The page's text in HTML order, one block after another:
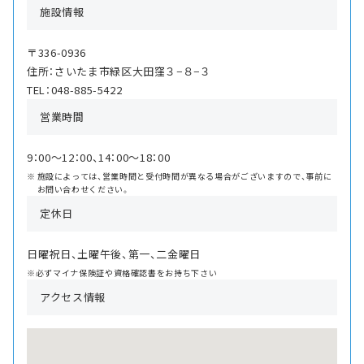
施設情報
〒336-0936
住所：さいたま市緑区大田窪３−８−３
TEL：048-885-5422
営業時間
9：00〜12：00、14：00〜18：00
施設によっては、営業時間と受付時間が異なる場合がございますので、事前に
お問い合わせください。
定休日
日曜祝日、土曜午後、第一、二金曜日
※必ずマイナ保険証や資格確認書をお持ち下さい
アクセス情報